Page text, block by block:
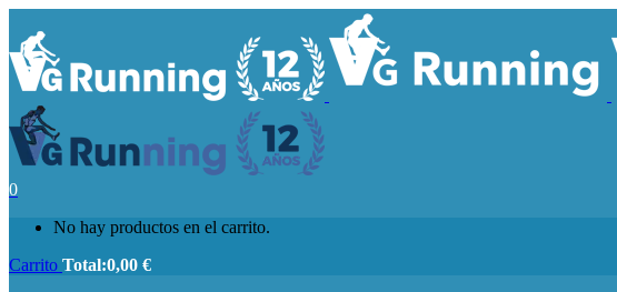
0
No hay productos en el carrito.
Carrito Total:0,00 €